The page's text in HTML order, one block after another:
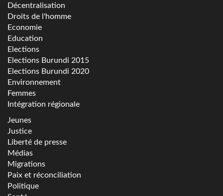
Décentralisation
Droits de l'homme
Economie
Education
Elections
Elections Burundi 2015
Elections Burundi 2020
Environnement
Femmes
Intégration régionale
Jeunes
Justice
Liberté de presse
Médias
Migrations
Paix et réconciliation
Politique